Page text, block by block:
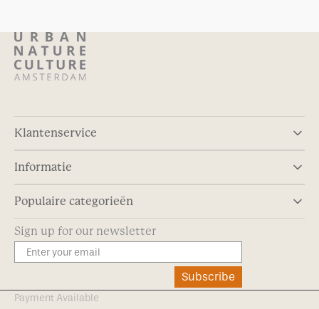
Klantenservice
Informatie
Populaire categorieën
Sign up for our newsletter
Subscribe
Payment Available